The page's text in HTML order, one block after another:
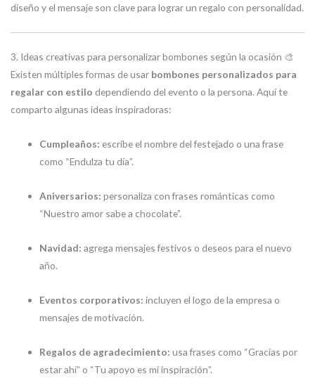
diseño y el mensaje son clave para lograr un regalo con personalidad.
3. Ideas creativas para personalizar bombones según la ocasión 🎨
Existen múltiples formas de usar bombones personalizados para
regalar con estilo dependiendo del evento o la persona. Aquí te
comparto algunas ideas inspiradoras:
Cumpleaños: escribe el nombre del festejado o una frase
como “Endulza tu día”.
Aniversarios: personaliza con frases románticas como
“Nuestro amor sabe a chocolate”.
Navidad: agrega mensajes festivos o deseos para el nuevo
año.
Eventos corporativos: incluyen el logo de la empresa o
mensajes de motivación.
Regalos de agradecimiento: usa frases como “Gracias por
estar ahí” o “Tu apoyo es mi inspiración”.